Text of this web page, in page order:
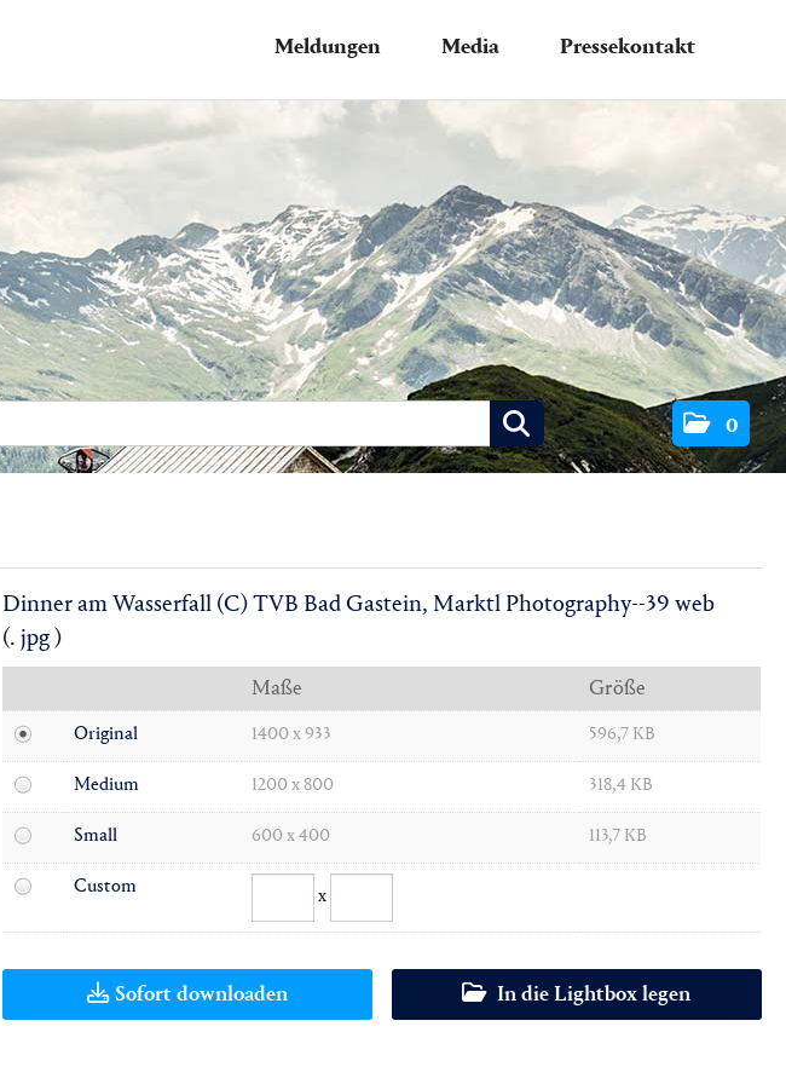
Meldungen Media Pressekontakt
0
Dinner am Wasserfall (C) TVB Bad Gastein, Marktl Photography--39 web
(. jpg )
Maße Größe
Original 1400 x 933 596,7 KB
Medium 1200 x 800 318,4 KB
Small 600 x 400 113,7 KB
Custom x
Sofort downloaden In die Lightbox legen